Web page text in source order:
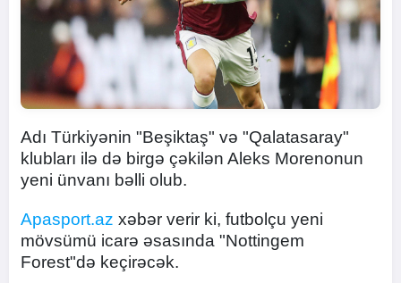
Adı Türkiyənin "Beşiktaş" və "Qalatasaray"
klubları ilə də birgə çəkilən Aleks Morenonun
yeni ünvanı bəlli olub.
Apasport.az xəbər verir ki, futbolçu yeni
mövsümü icarə əsasında "Nottingem
Forest"də keçirəcək.